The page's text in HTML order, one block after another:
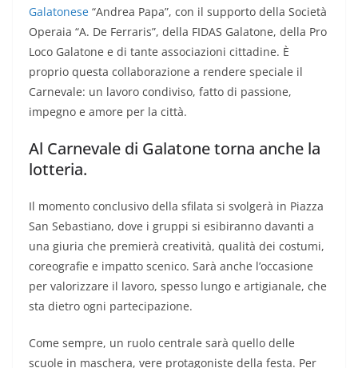
Galatonese “Andrea Papa”, con il supporto della Società
Operaia “A. De Ferraris”, della FIDAS Galatone, della Pro
Loco Galatone e di tante associazioni cittadine. È
proprio questa collaborazione a rendere speciale il
Carnevale: un lavoro condiviso, fatto di passione,
impegno e amore per la città.
Al Carnevale di Galatone torna anche la
lotteria.
Il momento conclusivo della sfilata si svolgerà in Piazza
San Sebastiano, dove i gruppi si esibiranno davanti a
una giuria che premierà creatività, qualità dei costumi,
coreografie e impatto scenico. Sarà anche l’occasione
per valorizzare il lavoro, spesso lungo e artigianale, che
sta dietro ogni partecipazione.
Come sempre, un ruolo centrale sarà quello delle
scuole in maschera, vere protagoniste della festa. Per